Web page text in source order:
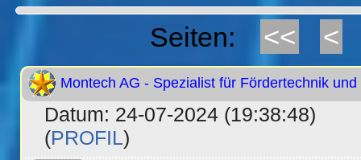
Seiten: << <
Montech AG - Spezialist für Fördertechnik
Datum: 24-07-2024 (19:38:48)
(PROFIL)